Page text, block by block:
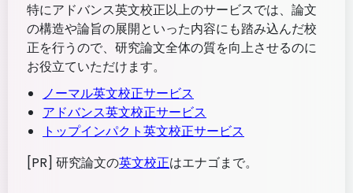
特にアドバンス英文校正以上のサービスでは、論文
の構造や論旨の展開といった内容にも踏み込んだ校
正を行うので、研究論文全体の質を向上させるのに
お役立ていただけます。
ノーマル英文校正サービス
アドバンス英文校正サービス
トップインパクト英文校正サービス
[PR] 研究論文の英文校正はエナゴまで。